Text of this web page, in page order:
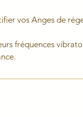
vos Anges de
fréquences